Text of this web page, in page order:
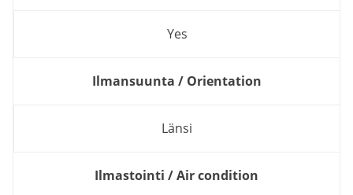
Yes
Ilmansuunta / Orientation
Länsi
Ilmastointi / Air condition